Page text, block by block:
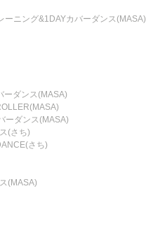
ーニング&1DAYカバーダンス(MASA)
ーダンス(MASA)
ーダンス(MASA)
(さち)
さち)
(MASA)